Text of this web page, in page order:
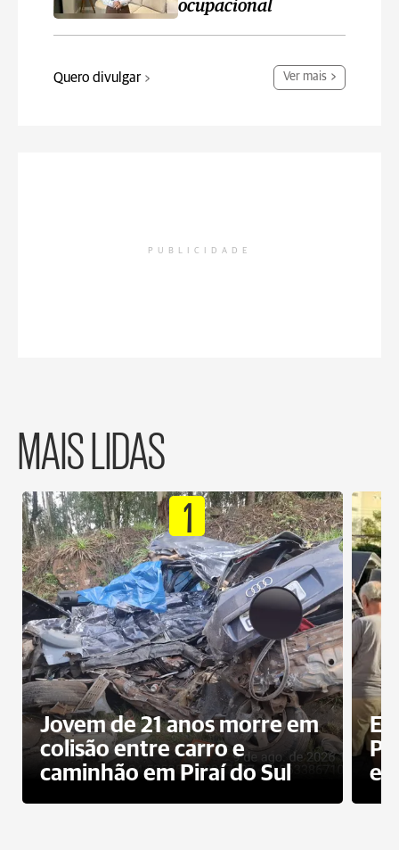
ocupacional
Quero divulgar Ver mais
PUBLICIDADE
MAIS LIDAS
1
Jovem de 21 anos morre em
colisão entre carro e
caminhão em Piraí do Sul